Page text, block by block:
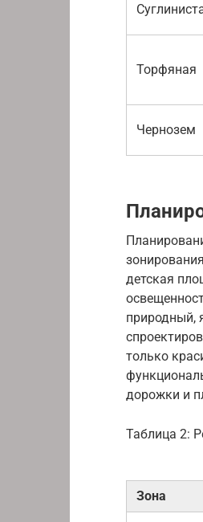
Торфяная
Чернозем
детская
природный,
только
дорожки и
Таблица 2:
Зона